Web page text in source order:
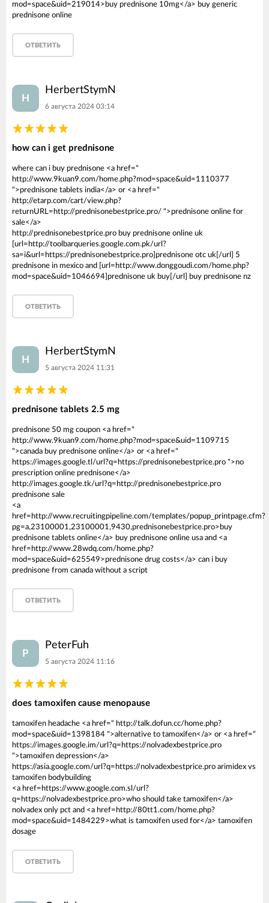
mod=space&uid=219014>buy prednisone 10mg</a> buy generic
prednisone online
ОТВЕТИТЬ
H
HerbertStymN
6 августа 2024 03:14
how can i get prednisone
where can i buy prednisone <a href="
http://www.9kuan9.com/home.php?mod=space&uid=1110377
">prednisone tablets india</a> or <a href="
http://etarp.com/cart/view.php?
returnURL=http://prednisonebestprice.pro/ ">prednisone online for
sale</a>
http://prednisonebestprice.pro buy prednisone online uk
[url=http://toolbarqueries.google.com.pk/url?
sa=i&url=https://prednisonebestprice.pro]prednisone otc uk[/url] 5
prednisone in mexico and [url=http://www.donggoudi.com/home.php?
mod=space&uid=1046694]prednisone uk buy[/url] buy prednisone nz
ОТВЕТИТЬ
H
HerbertStymN
5 августа 2024 11:31
prednisone tablets 2.5 mg
prednisone 50 mg coupon <a href="
http://www.9kuan9.com/home.php?mod=space&uid=1109715
">canada buy prednisone online</a> or <a href="
https://images.google.tl/url?q=https://prednisonebestprice.pro ">no
prescription online prednisone</a>
http://images.google.tk/url?q=http://prednisonebestprice.pro
prednisone sale
<a
href=http://www.recruitingpipeline.com/templates/popup_printpage.cfm?
pg=a,23100001,23100001,9430,prednisonebestprice.pro>buy
prednisone tablets online</a> buy prednisone online usa and <a
href=http://www.28wdq.com/home.php?
mod=space&uid=625549>prednisone drug costs</a> can i buy
prednisone from canada without a script
ОТВЕТИТЬ
P
PeterFuh
5 августа 2024 11:16
does tamoxifen cause menopause
tamoxifen headache <a href=" http://talk.dofun.cc/home.php?
mod=space&uid=1398184 ">alternative to tamoxifen</a> or <a href="
https://images.google.im/url?q=https://nolvadexbestprice.pro
">tamoxifen depression</a>
https://asia.google.com/url?q=https://nolvadexbestprice.pro arimidex vs
tamoxifen bodybuilding
<a href=https://www.google.com.sl/url?
q=https://nolvadexbestprice.pro>who should take tamoxifen</a>
nolvadex only pct and <a href=http://80tt1.com/home.php?
mod=space&uid=1484229>what is tamoxifen used for</a> tamoxifen
dosage
ОТВЕТИТЬ